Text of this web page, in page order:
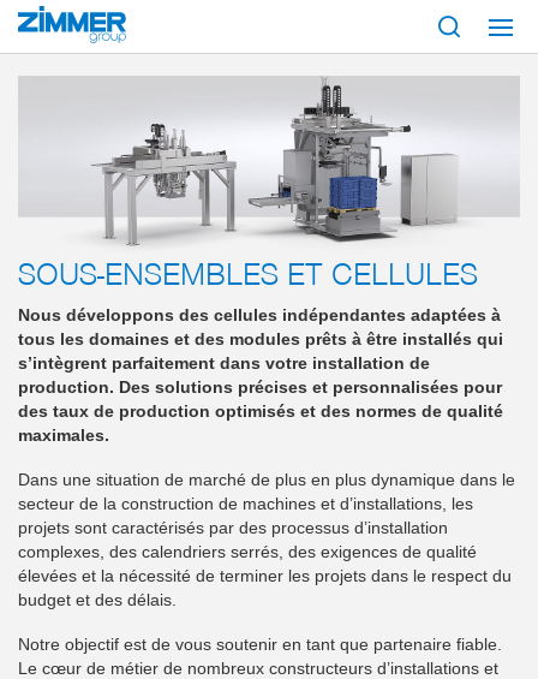
Démarrage Produits Modules et cellules
SOUS-ENSEMBLES ET CELLULES
Nous développons des cellules indépendantes adaptées à
tous les domaines et des modules prêts à être installés qui
s’intègrent parfaitement dans votre installation de
production. Des solutions précises et personnalisées pour
des taux de production optimisés et des normes de qualité
maximales.
Dans une situation de marché de plus en plus dynamique dans le
secteur de la construction de machines et d’installations, les
projets sont caractérisés par des processus d’installation
complexes, des calendriers serrés, des exigences de qualité
élevées et la nécessité de terminer les projets dans le respect du
budget et des délais.
Notre objectif est de vous soutenir en tant que partenaire fiable.
Le cœur de métier de nombreux constructeurs d’installations et